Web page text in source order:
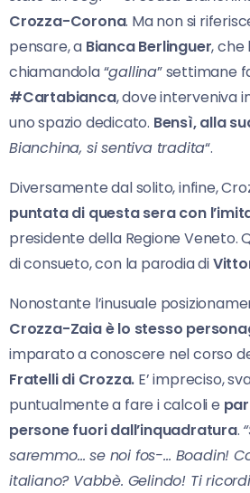
Crozza-Corona. Ma non si
pensare, a Bianca Berlinguer, che
chiamandola “gallina” settimane
#Cartabianca, dove interveniva
uno spazio dedicato. Bensì, alla
Bianchina, si sentiva tradita“.
Diversamente dal solito, infine,
puntata di questa sera con
presidente della Regione Veneto.
di consueto, con la parodia di
Nonostante l’inusuale
Crozza-Zaia è lo stesso
imparato a conoscere nel corso
Fratelli di Crozza. E’ impreciso,
puntualmente a fare i calcoli e
persone fuori dall’inquadratura.
saremmo… se noi fos-… Boadin!
italiano? Vabbè. Gelindo! Ti